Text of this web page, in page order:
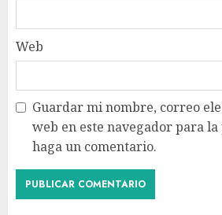
Web
Guardar mi nombre, correo
web en este navegador para
haga un comentario.